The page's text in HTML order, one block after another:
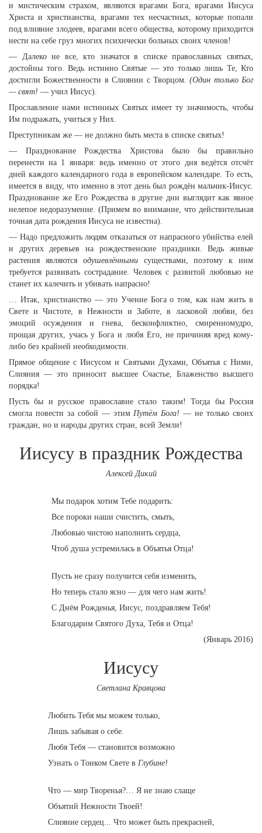
и мистическим страхом, являются врагами Бога, врагами Иисуса
Христа и христианства, врагами тех несчастных, которые попали
под влияние злодеев, врагами всего общества, которому приходится
нести на себе груз многих психически больных своих членов!
— Далеко не все, кто значатся в списке православных святых,
достойны того. Ведь истинно Святые — это только лишь Те, Кто
достигли Божественности в Слиянии с Творцом.(Один только Бог
— свят! — учил Иисус).
Прославление нами истинных Святых имеет ту значимость, чтобы
Им подражать, учиться у Них.
Преступникам же — не должно быть места в списке святых!
— Празднование Рождества Христова было бы правильно
перенести на 1 января: ведь именно от этого дня ведётся отсчёт
дней каждого календарного года в европейском календаре. То есть,
имеется в виду, что именно в этот день был рождён мальчик-Иисус.
Празднование же Его Рождества в другие дни выглядит как явное
нелепое недоразумение. (Примем во внимание, что действительная
точная дата рождения Иисуса не известна).
— Надо предложить людям отказаться от напрасного убийства елей
и других деревьев на рождественские праздники. Ведь живые
растения являются одушевлённымисуществами, поэтому к ним
требуется развивать сострадание. Человек с развитой любовью не
станет их калечить и убивать напрасно!
… Итак, христианство — это Учение Бога о том, как нам жить в
Свете и Чистоте, в Нежности и Заботе, в ласковой любви, без
эмоций осуждения и гнева, бесконфликтно, смиренномудро,
прощая других, учась у Бога и любя Его, не причиняя вред кому-
либо без крайней необходимости.
Прямое общение с Иисусом и Святыми Духами, Объятья с Ними,
Слияния — это приносит высшее Счастье, Блаженство высшего
порядка!
Пусть бы и русское православие стало таким! Тогда бы Россия
смогла повести за собой — этимПутём Бога! — не только своих
граждан, но и народы других стран, всей Земли!
Иисусу в праздник Рождества
Алексей Дикий
Мы подарок хотим Тебе подарить:
Все пороки наши счистить, смыть,
Любовью чистою наполнить сердца,
Чтоб душа устремилась в Объятья Отца!
Пусть не сразу получится себя изменить,
Но теперь стало ясно — для чего нам жить!
С Днём Рожденья, Иисус, поздравляем Тебя!
Благодарим Святого Духа, Тебя и Отца!
(Январь 2016)
Иисусу
Светлана Кравцова
Любить Тебя мы можем только,
Лишь забывая о себе.
Любя Тебя — становится возможно
Узнать о Тонком Свете в Глубине!
Что — мир Творенья?… Я не знаю слаще
Объятий Нежности Твоей!
Слияние сердец... Что может быть прекрасней,